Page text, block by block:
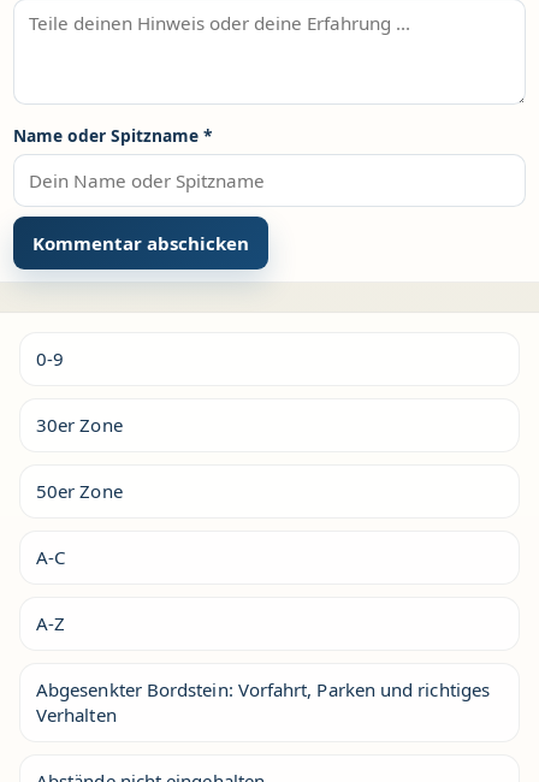
Name oder Spitzname *
0-9
30er Zone
50er Zone
A-C
A-Z
Abgesenkter Bordstein: Vorfahrt, Parken und richtiges
Verhalten